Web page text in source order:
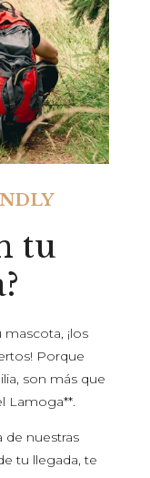
tu
¡los
Porque
son más que
Lamoga**.
de nuestras
tu llegada, te